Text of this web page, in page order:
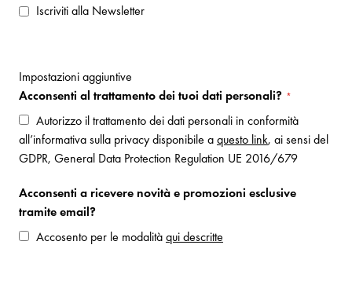
Iscriviti alla Newsletter
Impostazioni aggiuntive
Acconsenti al trattamento dei tuoi dati personali?
Autorizzo il trattamento dei dati personali in conformità
all’informativa sulla privacy disponibile aquesto link, ai sensi del
GDPR, General Data Protection Regulation UE 2016/679
Acconsenti a ricevere novità e promozioni esclusive
tramite email?
Accosento per le modalitàqui descritte